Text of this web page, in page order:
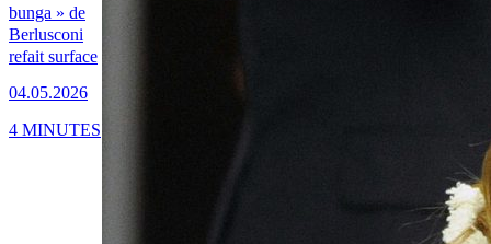
bunga » de
Berlusconi
refait surface
04.05.2026
4 MINUTES